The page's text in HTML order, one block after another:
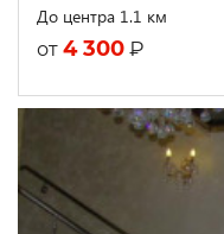
До центра 1.1 км
от 4 300 ₽